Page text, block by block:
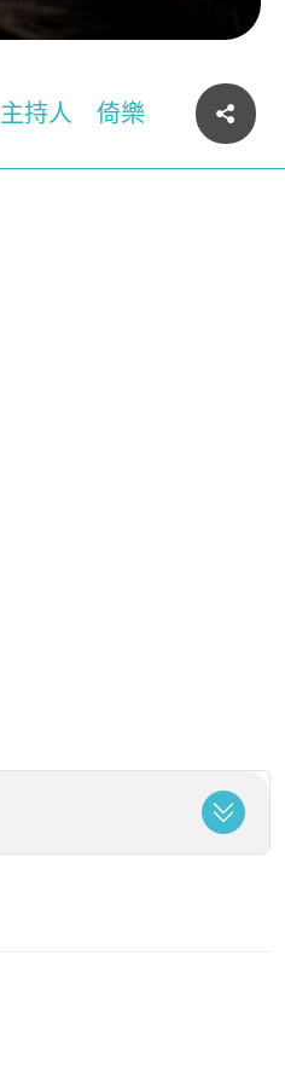
主持人 倚樂